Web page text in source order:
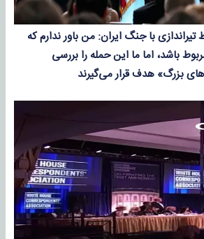
تیراندازی با جنگ ایران: من باور ندارم که
باشد، اما ما این حمله را بررسی
بزرگ» هدف قرار می‌گیرند